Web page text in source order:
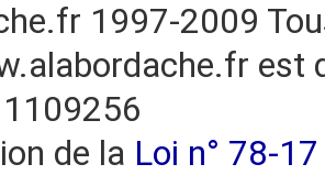
1997-2009
est
de la Loi n° 78-